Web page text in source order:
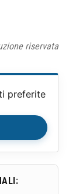
riservata
preferite